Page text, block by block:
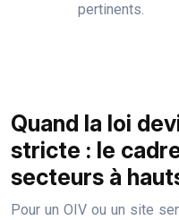
pertinents.
Quand la loi
stricte : le
secteurs à
Pour un OIV ou un site